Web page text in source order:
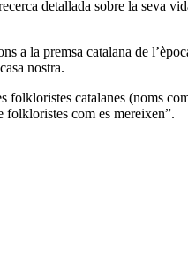
detallada sobre la seva
a la premsa catalana de
nostra.
folkloristes catalanes (noms
folkloristes com es mereixen”.